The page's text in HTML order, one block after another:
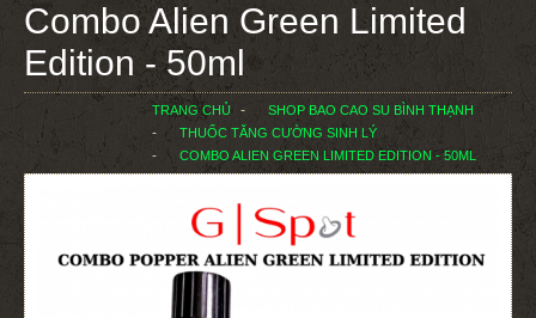
Combo Alien Green Limited
Edition - 50ml
TRANG CHỦ
SHOP BAO CAO SU BÌNH THẠNH
THUỐC TĂNG CƯỜNG SINH LÝ
COMBO ALIEN GREEN LIMITED EDITION - 50ML